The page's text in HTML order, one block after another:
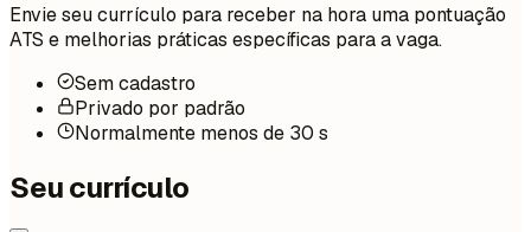
Envie seu currículo para receber na hora uma pontuação
ATS e melhorias práticas específicas para a vaga.
Sem cadastro
Privado por padrão
Normalmente menos de 30 s
Seu currículo